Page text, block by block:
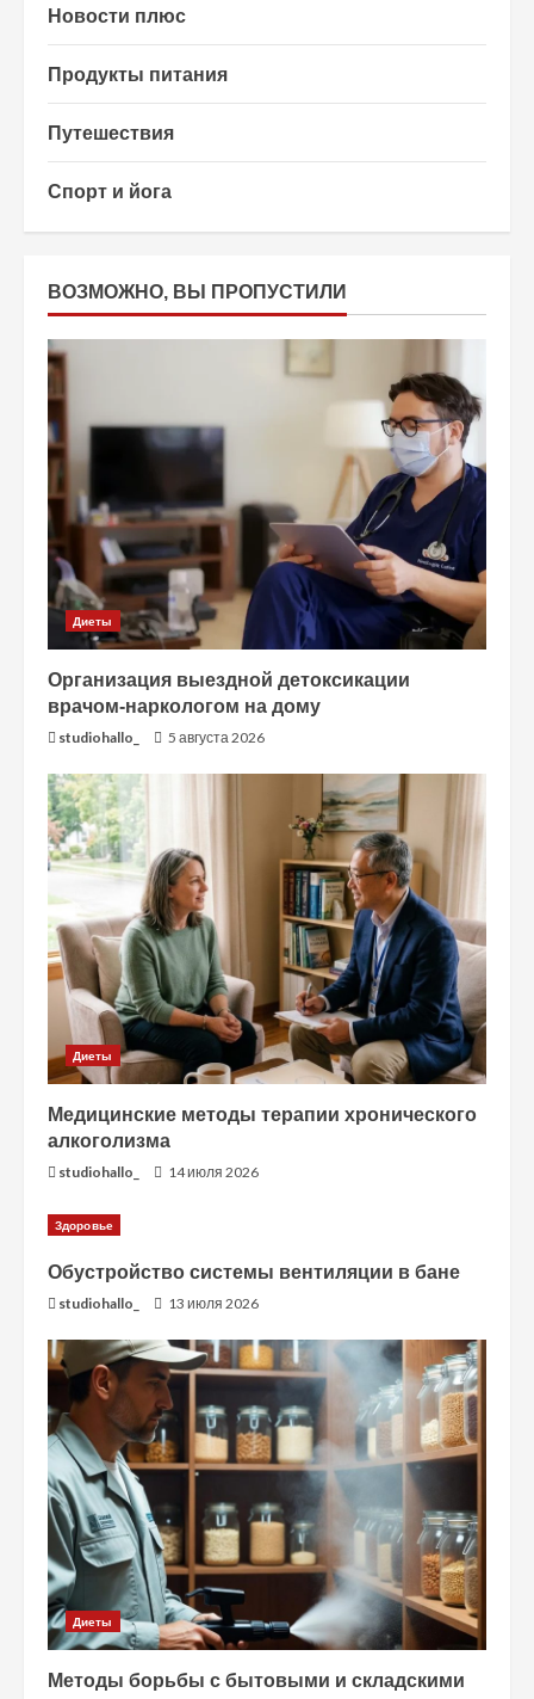
Новости плюс
Продукты питания
Путешествия
Спорт и йога
ВОЗМОЖНО, ВЫ ПРОПУСТИЛИ
Диеты
Организация выездной детоксикации
врачом-наркологом на дому
studiohallo_ 5 августа 2026
Диеты
Медицинские методы терапии хронического
алкоголизма
studiohallo_ 14 июля 2026
Здоровье
Обустройство системы вентиляции в бане
studiohallo_ 13 июля 2026
Диеты
Методы борьбы с бытовыми и складскими